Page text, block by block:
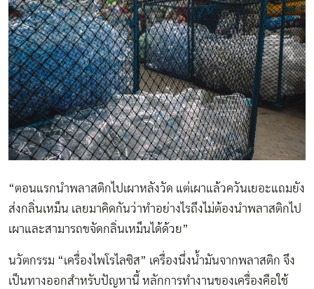
“ตอนแรกนำพลาสติกไปเผาหลังวัด แต่เผาแล้วควันเยอะแถมยัง
ส่งกลิ่นเหม็น เลยมาคิดกันว่าทำอย่างไรถึงไม่ต้องนำพลาสติกไป
เผาและสามารถขจัดกลิ่นเหม็นได้ด้วย”
นวัตกรรม “เครื่องไพโรไลซิส” เครื่องนึ่งน้ำมันจากพลาสติก จึง
เป็นทางออกสำหรับปัญหานี้ หลักการทำงานของเครื่องคือใช้